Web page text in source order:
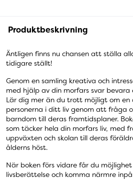
Produktbeskrivning
Äntligen finns nu chansen att ställa
tidigare ställt!
Genom en samling kreativa och
med hjälp av din morfars svar bevara
Lär dig mer än du trott möjligt om en
personerna i ditt liv genom att fråga
barndom till deras framtidsplaner.
som täcker hela din morfars liv, med
uppväxten och skolan till deras
ålderns höst.
När boken förs vidare får du
livsberättelse och komma närmre inpå